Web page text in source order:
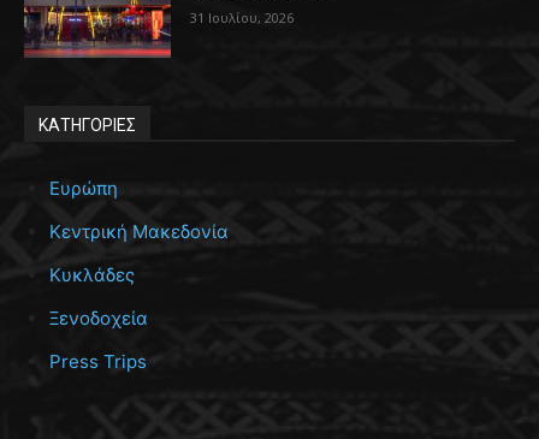
31 Ιουλίου, 2026
ΚΑΤΗΓΟΡΙΕΣ
Ευρώπη
Κεντρική Μακεδονία
Κυκλάδες
Ξενοδοχεία
Press Trips